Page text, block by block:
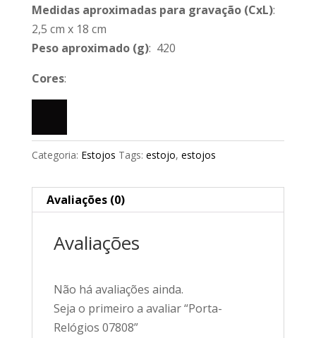
Medidas aproximadas para gravação(CxL):
2,5 cm x 18 cm
Peso aproximado(g): 420
Cores:
Categoria: Estojos Tags: estojo, estojos
Avaliações (0)
Avaliações
Não há avaliações ainda.
Seja o primeiro a avaliar “Porta-
Relógios 07808”